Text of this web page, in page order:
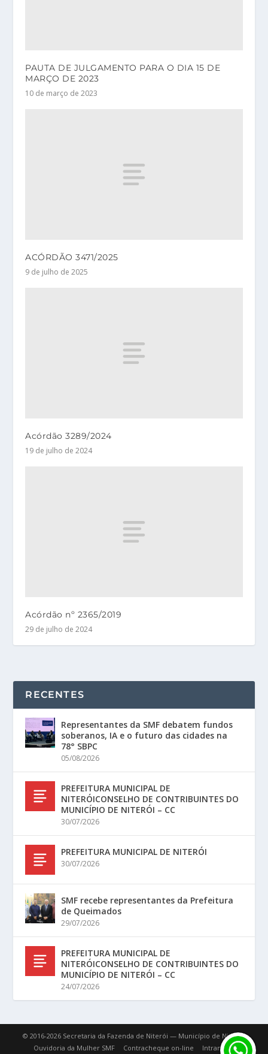
PAUTA DE JULGAMENTO PARA O DIA 15 DE
MARÇO DE 2023
10 de março de 2023
ACÓRDÃO 3471/2025
9 de julho de 2025
Acórdão 3289/2024
19 de julho de 2024
Acórdão nº 2365/2019
29 de julho de 2024
RECENTES
Representantes da SMF debatem fundos
soberanos, IA e o futuro das cidades na
78° SBPC
05/08/2026
PREFEITURA MUNICIPAL DE
NITERÓICONSELHO DE CONTRIBUINTES DO
MUNICÍPIO DE NITERÓI – CC
30/07/2026
PREFEITURA MUNICIPAL DE NITERÓI
30/07/2026
SMF recebe representantes da Prefeitura
de Queimados
29/07/2026
PREFEITURA MUNICIPAL DE
NITERÓICONSELHO DE CONTRIBUINTES DO
MUNICÍPIO DE NITERÓI – CC
24/07/2026
© 2016-2026 Secretaria da Fazenda de Niterói — Município de Niterói.
Ouvidoria da Mulher SMF
Contracheque on-line
Intranet